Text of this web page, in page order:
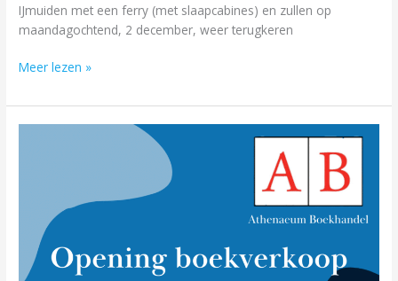
IJmuiden met een ferry (met slaapcabines) en zullen op
maandagochtend, 2 december, weer terugkeren
Meer lezen »